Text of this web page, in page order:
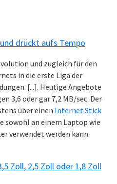
drückt aufs Tempo
und zugleich für den
in die erste Liga der
[...]. Heutige Angebote
3,6 oder gar 7,2 MB/sec. Der
über einen Internet Stick
sowohl an einem Laptop wie
verwendet werden kann.
Zoll, 2,5 Zoll oder 1,8 Zoll